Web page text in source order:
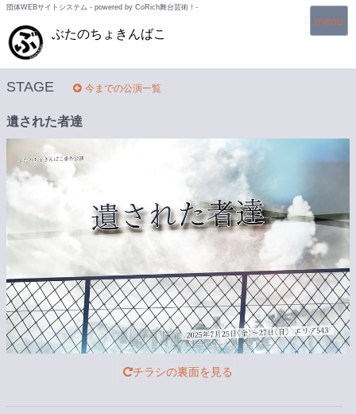
団体WEBサイトシステム - powered by CoRich舞台芸術！-
ぶたのちょきんばこ
T
o
g
i
t
i
o
n
menu
STAGE 今までの公演一覧
遺された者達
チラシの裏面を見る